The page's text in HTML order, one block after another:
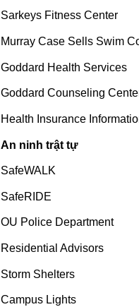
Sarkeys Fitness Center
Murray Case Sells Swim
Goddard Health Services
Goddard Counseling
Health Insurance
An ninh trật tự
SafeWALK
SafeRIDE
OU Police Department
Residential Advisors
Storm Shelters
Campus Lights